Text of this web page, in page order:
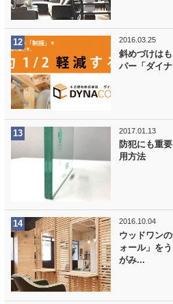
2016.03.25
斜めづけは
パー「ダイナ
2017.01.13
防犯にも重
用方法
2016.10.04
ウッドワン
ォール」を
がみ...